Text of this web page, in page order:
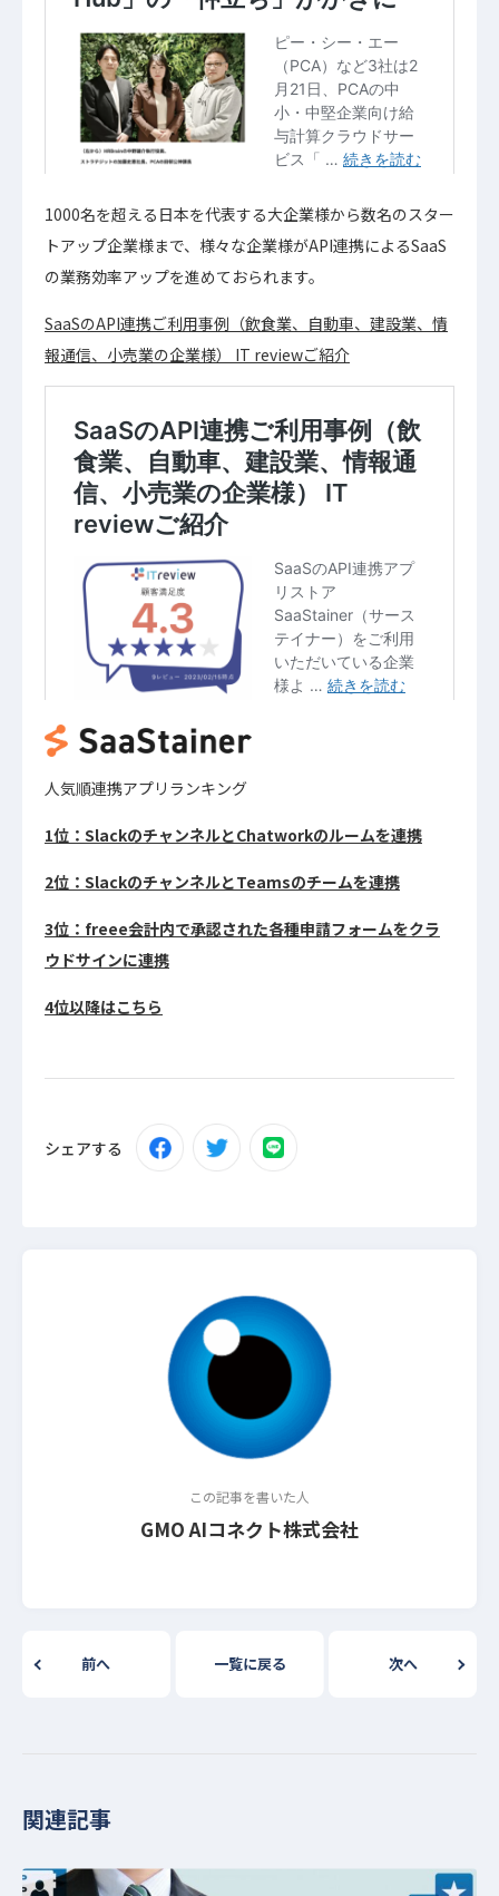
1000名を超える日本を代表する大企業様から数名のスター
トアップ企業様まで、様々な企業様がAPI連携によるSaaS
の業務効率アップを進めておられます。
SaaSのAPI連携ご利用事例（飲食業、自動車、建設業、情
報通信、小売業の企業様） IT reviewご紹介
人気順連携アプリランキング
1位：SlackのチャンネルとChatworkのルームを連携
2位：SlackのチャンネルとTeamsのチームを連携
3位：freee会計内で承認された各種申請フォームをクラ
ウドサインに連携
4位以降はこちら
シェアする
この記事を書いた人
GMO AIコネクト株式会社
前へ 一覧に戻る 次へ
関連記事